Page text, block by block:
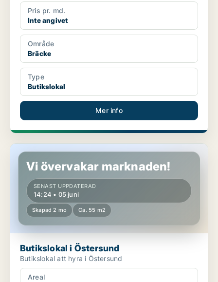
Pris pr. md.
Inte angivet
Område
Bräcke
Type
Butikslokal
Mer info
Butikslokal i Östersund
Vi övervakar marknaden!
SENAST UPPDATERAD
14:24 • 05 juni
Skapad 2 mo Ca. 55 m2
Butikslokal i Östersund
Butikslokal att hyra i Östersund
Areal